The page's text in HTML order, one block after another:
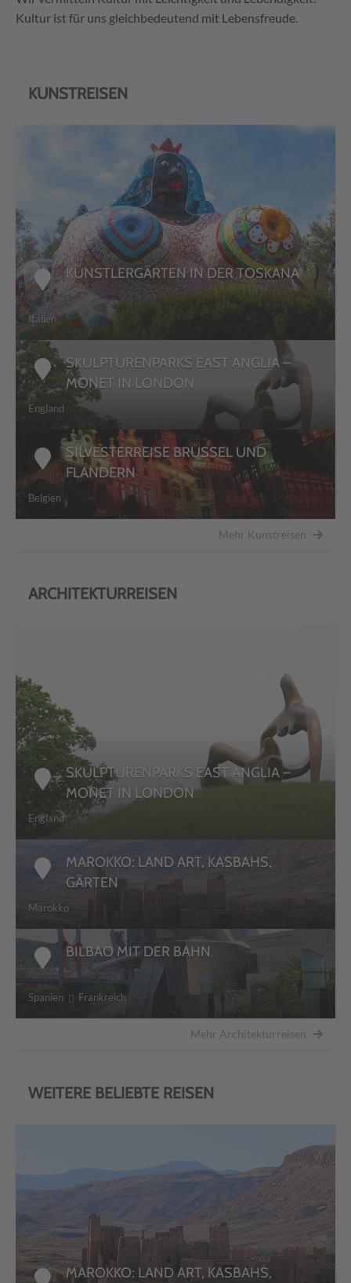
Kultur ist für uns gleichbedeutend mit Lebensfreude.
KUNSTREISEN
DETAILS
KÜNSTLERGÄRTEN IN DER TOSKANA
Italien
SKULPTURENPARKS EAST ANGLIA –
MONET IN LONDON
England
SILVESTERREISE BRÜSSEL UND
FLANDERN
Belgien
Mehr Kunstreisen
ARCHITEKTURREISEN
SKULPTURENPARKS EAST ANGLIA –
MONET IN LONDON
England
MAROKKO: LAND ART, KASBAHS,
GÄRTEN
Marokko
BILBAO MIT DER BAHN
Spanien Frankreich
Mehr Architekturreisen
WEITERE BELIEBTE REISEN
MAROKKO: LAND ART, KASBAHS,